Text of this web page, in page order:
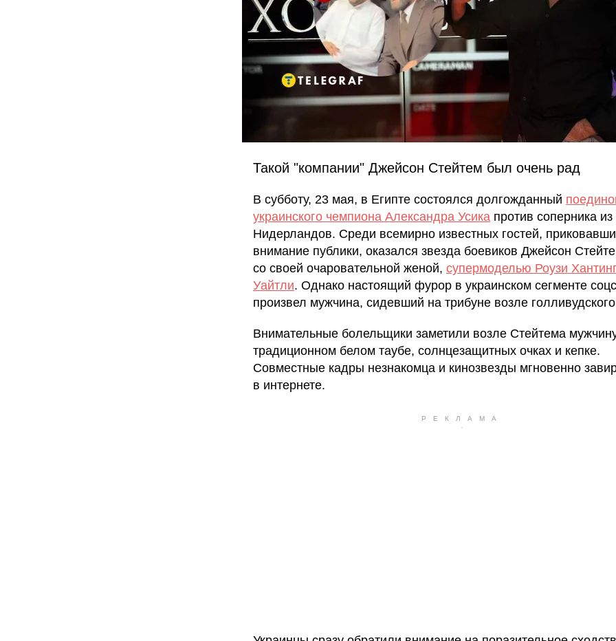
Такой "компании" Джейсон Стейтем был очень рад
В субботу, 23 мая, в Египте состоялся долгожданный
украинского чемпиона Александра Усика против соперника из
Нидерландов. Среди всемирно известных гостей,
внимание публики, оказался звезда боевиков Джейсон
со своей очаровательной женой, супермоделью Роузи
Уайтли. Однако настоящий фурор в украинском сегменте
произвел мужчина, сидевший на трибуне возле
Внимательные болельщики заметили возле Стейтема
традиционном белом таубе, солнцезащитных очках и кепке.
Совместные кадры незнакомца и кинозвезды мгновенно
в интернете.